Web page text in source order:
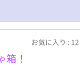
々と料理やドリン
てしまった。 リア
に連れて行かれる
までリアムからは
移動する。そこで見
ョックを受けた茉
お気に入り : 12
箱！